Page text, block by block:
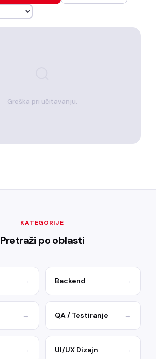
Greška pri učitavanju.
KATEGORIJE
Pretraži po oblasti
→ Backend →
→ QA / Testiranje →
→ UI/UX Dizajn →